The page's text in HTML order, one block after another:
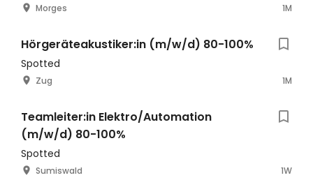
Morges 1M
Hörgeräteakustiker:in (m/w/d) 80-100%
Spotted
Zug 1M
Teamleiter:in Elektro/Automation
(m/w/d) 80-100%
Spotted
Sumiswald 1W